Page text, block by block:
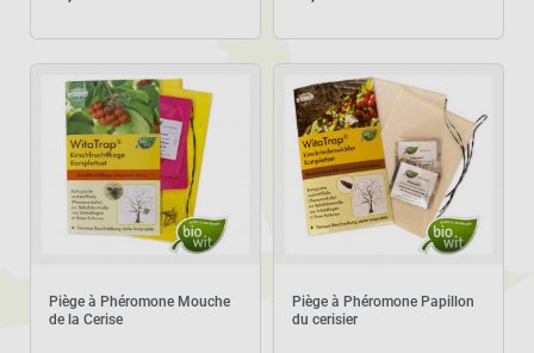
Piège à Phéromone Mouche
de la Cerise
Piège à Phéromone Papillon
du cerisier